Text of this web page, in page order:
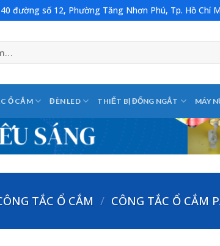
đường số 12, Phường Tăng Nhơn Phú, Tp. Hồ Chí
Ổ CẮM ĐÈN LED THIẾT BỊ ĐỐNG NGẮT MÁY
TẮC Ổ CẮM / CÔNG TẮC Ổ CẮM